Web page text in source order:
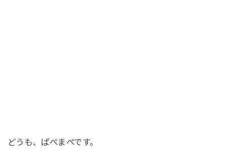
どうも、ぱぺまぺです。